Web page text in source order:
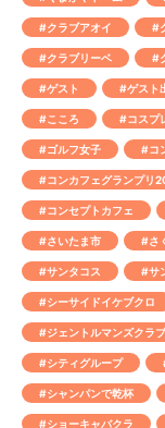
#クラブアオイ #
#クラブリーベ #
#ゲスト #ゲスト
#こころ #コスプ
#ゴルフ女子 #コ
#コンカフェグランプリ
#コンセプトカフェ
#さいたま市 #さ
#サンタコス #サ
#シーサイドイケブクロ
#ジェントルマンズクラブ
#シティグループ
#シャンパンで乾杯
#ショーキャバクラ